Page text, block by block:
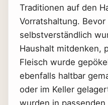
Traditionen auf den
Vorratshaltung.
selbstverständlich
Haushalt mitdenken,
Fleisch wurde
ebenfalls haltbar
oder im Keller